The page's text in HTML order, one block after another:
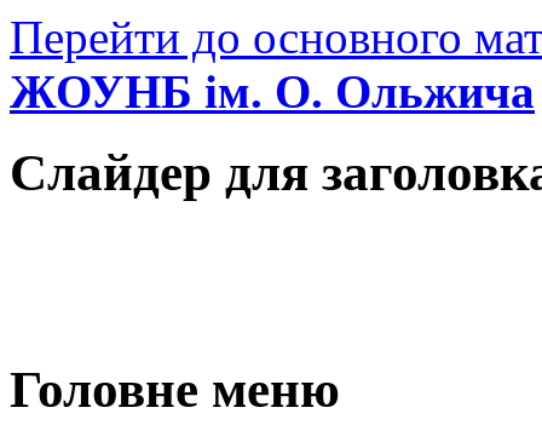
Перейти до основного
ЖОУНБ ім. О. Ольжича
Слайдер для
Головне меню